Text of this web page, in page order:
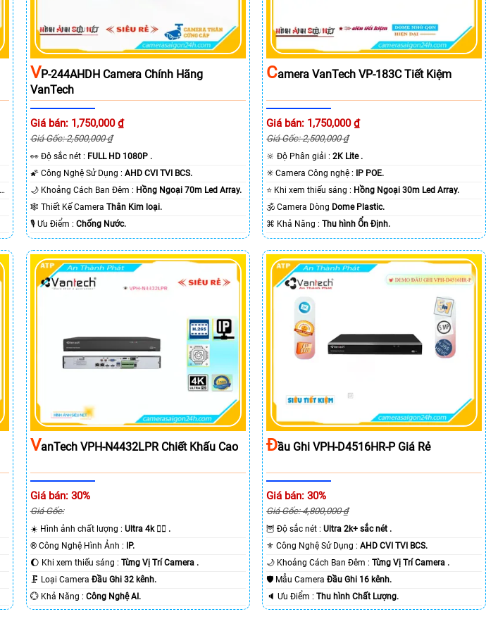
VP-244AHDH Camera Chính Hãng
VanTech
Giá bán: 1,750,000 ₫
Giá Gốc: 2,500,000 ₫
️👀 Độ sắc nét : FULL HD 1080P .
🌠 Công Nghệ Sử Dụng : AHD CVI TVI BCS.
🌙 Khoảng Cách Ban Đêm : Hồng Ngoại 70m Led Array.
🕸️ Thiết Kế Camera Thân Kim loại.
️🎙 Ưu Điểm : Chống Nước.
CAmera VanTech VP-183C Tiết Kiệm
Giá bán: 1,750,000 ₫
Giá Gốc: 2,500,000 ₫
🔆 Độ Phân giải :2K Lite .
✳️ Camera Công nghệ :
IP POE.
⭐ Khi xem thiếu sáng : Hồng Ngoại 30m Led Array.
🕉️ Camera Dòng Dome Plastic.
️⌘ Khả Năng :Thu hình Ổn Định.
VAnTech VPH-N4432LPR Chiết Khấu Cao
Giá bán: 30%
Giá Gốc:
☀️ Hình ảnh chất lượng : Ultra 4k 👍🏾 .
®️ Công Nghệ Hình Ảnh : IP.
🌔 Khi xem thiếu sáng : Từng Vị Trí Camera .
🗜️ Loại Camera Đầu Ghi 32 kênh.
️💮 Khả Năng : Công Nghệ AI.
ĐẦu Ghi VPH-D4516HR-P Giá Rẻ
Giá bán: 30%
Giá Gốc: 4,800,000 ₫
🦉 Độ sắc nét :Ultra 2k+ sắc nét .
⚜️ Công Nghệ Sử Dụng :AHD CVI TVI BCS.
🌙 Khoảng Cách Ban Đêm :Từng Vị Trí Camera .
🛡 Mẫu CameraĐầu Ghi 16 kênh.
️🔈 Ưu Điểm :Thu hình Chất Lượng.